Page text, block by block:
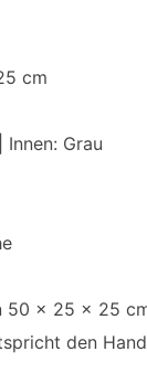
cm
Grau
50 x 25 x 25
den